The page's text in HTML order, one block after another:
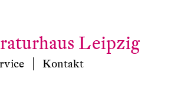
Leipzig
Kontakt